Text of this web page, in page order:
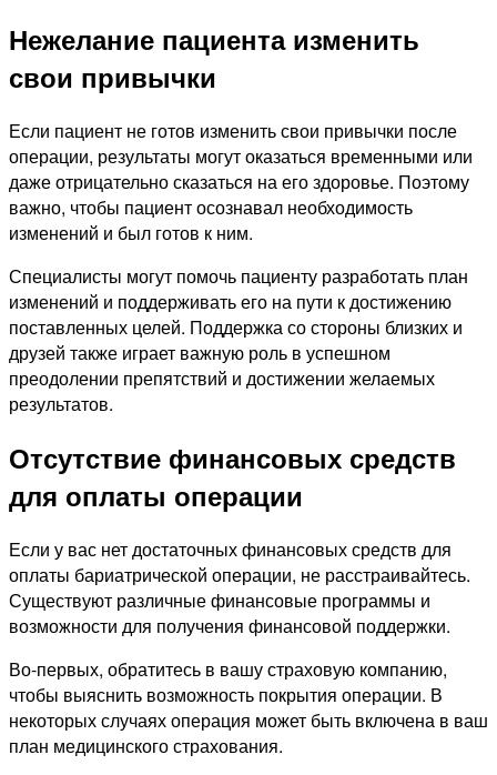
Нежелание пациента изменить
свои привычки
Если пациент не готов изменить свои привычки после
операции, результаты могут оказаться временными или
даже отрицательно сказаться на его здоровье. Поэтому
важно, чтобы пациент осознавал необходимость
изменений и был готов к ним.
Специалисты могут помочь пациенту разработать план
изменений и поддерживать его на пути к достижению
поставленных целей. Поддержка со стороны близких и
друзей также играет важную роль в успешном
преодолении препятствий и достижении желаемых
результатов.
Отсутствие финансовых средств
для оплаты операции
Если у вас нет достаточных финансовых средств для
оплаты бариатрической операции, не расстраивайтесь.
Существуют различные финансовые программы и
возможности для получения финансовой поддержки.
Во-первых, обратитесь в вашу страховую компанию,
чтобы выяснить возможность покрытия операции. В
некоторых случаях операция может быть включена в ваш
план медицинского страхования.